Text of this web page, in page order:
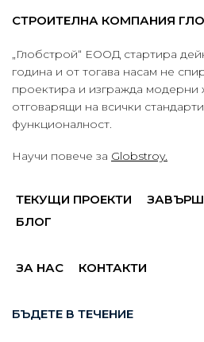
СТРОИТЕЛНА КОМПАНИЯ
„Глобстрой“ ЕООД стартира
година и от тогава насам не
проектира и изгражда модерни
отговарящи на всички
функционалност.
Научи повече за Globstroy.
ТЕКУЩИ ПРОЕКТИ
БЛОГ
ЗА НАС КОНТАКТИ
БЪДЕТЕ В ТЕЧЕНИЕ